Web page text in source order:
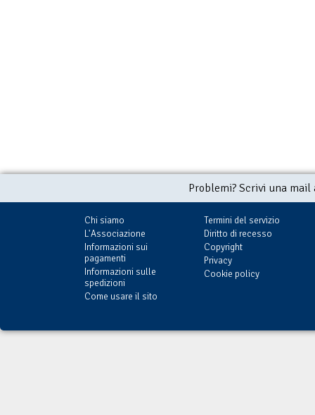
Problemi? Scrivi una
Chi siamo
L'Associazione
Informazioni sui
pagamenti
Informazioni sulle
spedizioni
Come usare il sito
Termini del servizio
Diritto di recesso
Copyright
Privacy
Cookie policy